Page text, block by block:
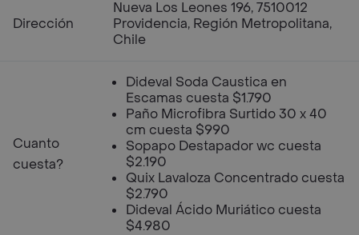
Dirección
Nueva Los Leones 196, 7510012
Providencia, Región Metropolitana,
Chile
Cuanto
cuesta?
Dideval Soda Caustica en
Escamas cuesta $1.790
Paño Microfibra Surtido 30 x 40
cm cuesta $990
Sopapo Destapador wc cuesta
$2.190
Quix Lavaloza Concentrado cuesta
$2.790
Dideval Ácido Muriático cuesta
$4.980